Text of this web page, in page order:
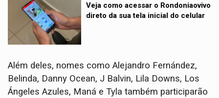
Veja como acessar o Rondoniaovivo
direto da sua tela inicial do celular
Além deles, nomes como Alejandro Fernández,
Belinda, Danny Ocean, J Balvin, Lila Downs, Los
Ángeles Azules, Maná e Tyla também participarão